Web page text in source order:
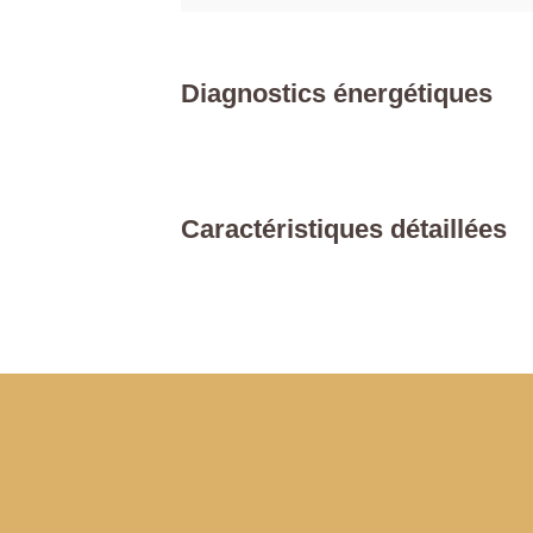
Diagnostics énergétiques
Caractéristiques détaillées